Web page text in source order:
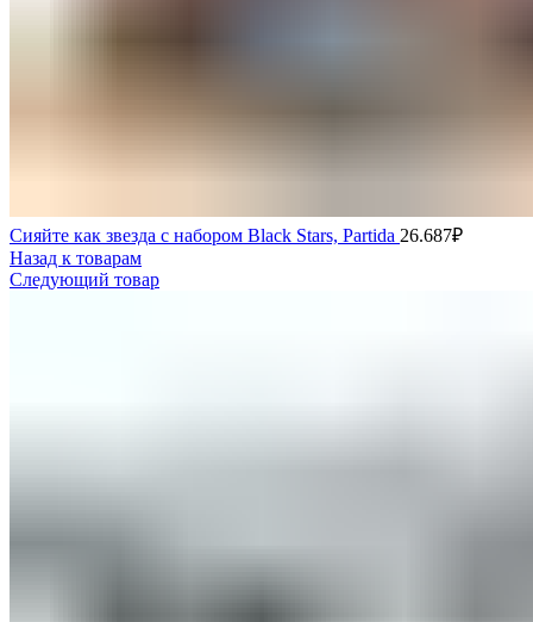
Сияйте как звезда с набором Black Stars, Partida 26.687₽
Назад к товарам
Следующий товар